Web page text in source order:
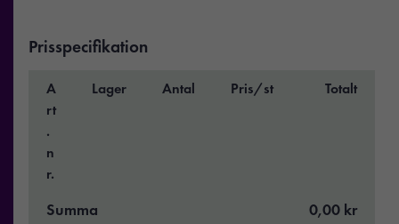
Prisspecifikation
A
rt
.
n
r.
Lager Antal Pris/st Totalt
Summa 0,00 kr